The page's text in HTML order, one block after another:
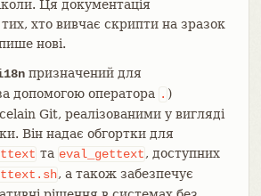
Ця документація
хто вивчає скрипти на зразок
нові.
призначений для
допомогою оператора . )
Git, реалізованими у вигляді
Він надає обгортки для
та eval_gettext, доступних
, а також забезпечує